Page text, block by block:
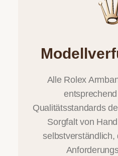
Alle Rolex
Qualitätsstandards
Sorgfalt von